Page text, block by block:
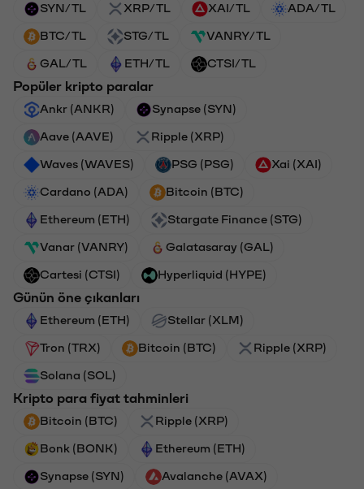
SYN/TL XRP/TL XAI/TL ADA/TL
BTC/TL STG/TL VANRY/TL
GAL/TL ETH/TL CTSI/TL
Popüler kripto paralar
Ankr (ANKR) Synapse (SYN)
Aave (AAVE) Ripple (XRP)
Waves (WAVES) PSG (PSG) Xai (XAI)
Cardano (ADA) Bitcoin (BTC)
Ethereum (ETH) Stargate Finance (STG)
Vanar (VANRY) Galatasaray (GAL)
Cartesi (CTSI) Hyperliquid (HYPE)
Günün öne çıkanları
Ethereum (ETH) Stellar (XLM)
Tron (TRX) Bitcoin (BTC) Ripple (XRP)
Solana (SOL)
Kripto para fiyat tahminleri
Bitcoin (BTC) Ripple (XRP)
Bonk (BONK) Ethereum (ETH)
Synapse (SYN) Avalanche (AVAX)